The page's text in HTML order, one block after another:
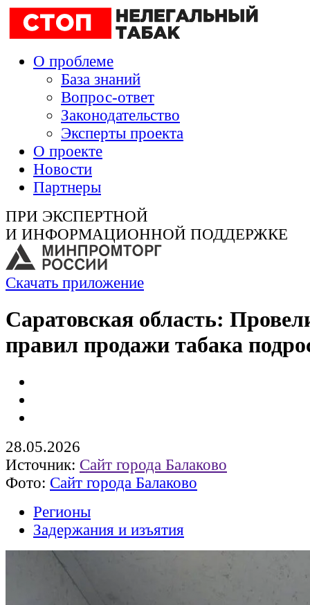
О проблеме
База знаний
Вопрос-ответ
Законодательство
Эксперты проекта
О проекте
Новости
Партнеры
ПРИ ЭКСПЕРТНОЙ
И ИНФОРМАЦИОННОЙ ПОДДЕРЖКЕ
Скачать приложение
Саратовская область:
правил продажи табака
28.05.2026
Источник: Сайт города Балаково
Фото: Сайт города Балаково
Регионы
Задержания и изъятия